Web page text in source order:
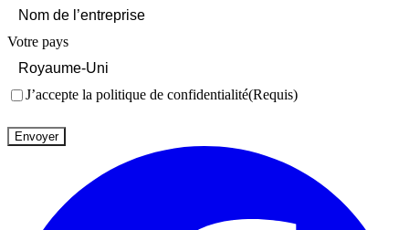
Votre pays
Consentement(Requis)
J’accepte la politique de confidentialité(Requis)
Envoyer